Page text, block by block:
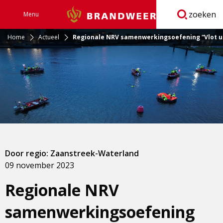
Menu Brandweer zoeken
Home Actueel Regionale NRV samenwerkingsoefening “Vlot
Regionale NRV
samenwerkingsoefening
09 november 2023
Door regio: Zaanstreek-Waterland